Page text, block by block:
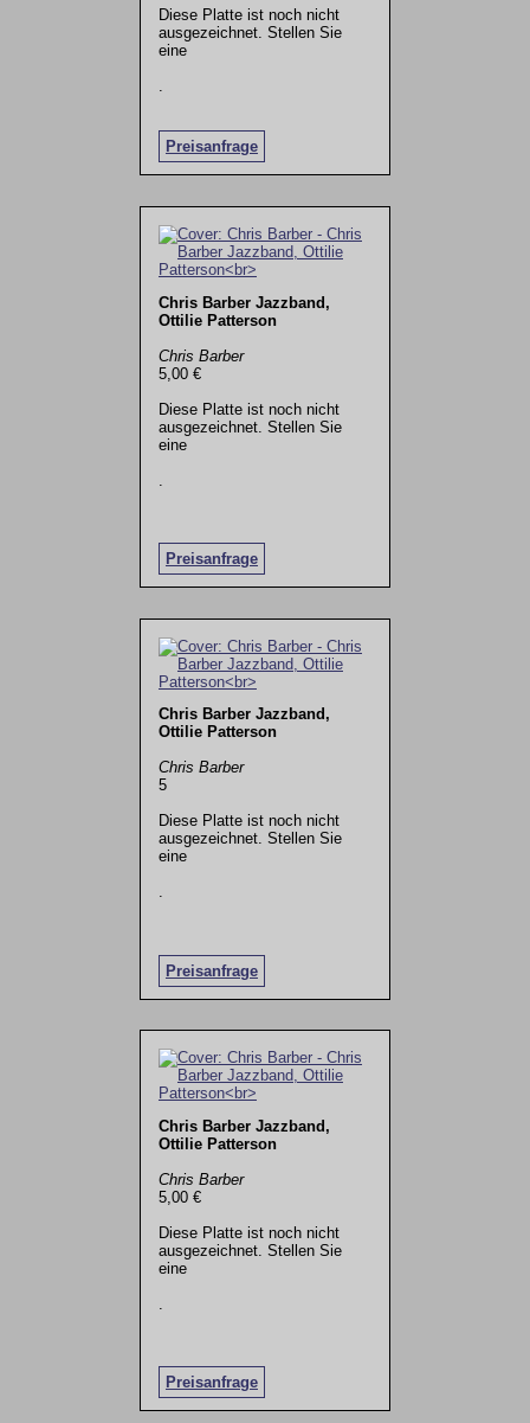
Diese Platte ist noch nicht
ausgezeichnet. Stellen Sie
eine
Preisanfrage
.
Chris Barber Jazzband,
Ottilie Patterson
Chris Barber
5,00 €
Diese Platte ist noch nicht
ausgezeichnet. Stellen Sie
eine
Preisanfrage
Chris Barber Jazzband,
Ottilie Patterson
Chris Barber
5
Diese Platte ist noch nicht
ausgezeichnet. Stellen Sie
eine
Preisanfrage
.
Chris Barber Jazzband,
Ottilie Patterson
Chris Barber
5,00 €
Diese Platte ist noch nicht
ausgezeichnet. Stellen Sie
eine
Preisanfrage